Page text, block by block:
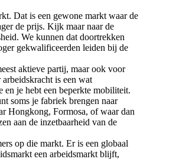
Dat is een gewone markt waar de
de prijs. Kijk maar naar de
We kunnen dat doortrekken
gekwalificeerden leiden bij de
aktieve partij, maar ook voor
is een wat
je hebt een beperkte mobiliteit.
soms je fabriek brengen naar
Hongkong, Formosa, of waar dan
aan de inzetbaarheid van de
op die markt. Er is een globaal
een arbeidsmarkt blijft,